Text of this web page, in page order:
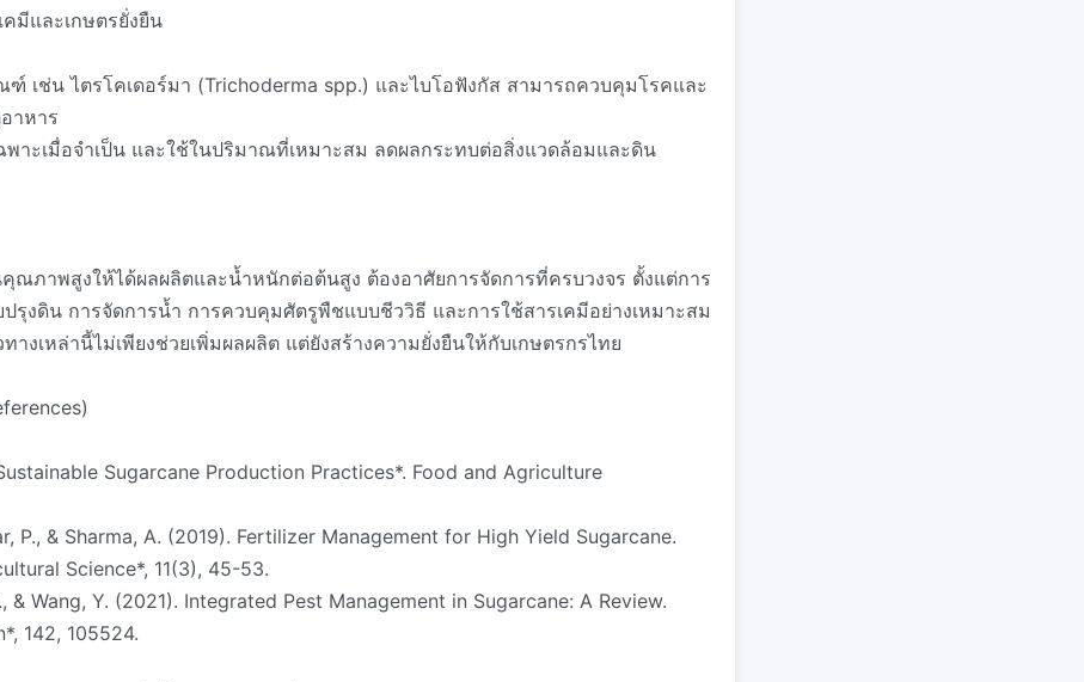
มีและเกษตรยั่งยืน
เช่น ไตรโคเดอร์มา (Trichoderma spp.) และไบโอฟังกัส สามารถควบคุมโรคและ
าหาร
พาะเมื่อจำเป็น และใช้ในปริมาณที่เหมาะสม ลดผลกระทบต่อสิ่งแวดล้อมและดิน
ณภาพสูงให้ได้ผลผลิตและน้ำหนักต่อต้นสูง ต้องอาศัยการจัดการที่ครบวงจร ตั้งแต่การ
รุงดิน การจัดการน้ำ การควบคุมศัตรูพืชแบบชีววิธี และการใช้สารเคมีอย่างเหมาะสม
างเหล่านี้ไม่เพียงช่วยเพิ่มผลผลิต แต่ยังสร้างความยั่งยืนให้กับเกษตรกรไทย
Sugarcane Production Practices*. Food and Agriculture
P., & Sharma, A. (2019). Fertilizer Management for High Yield Sugarcane.
Science*, 11(3), 45-53.
& Wang, Y. (2021). Integrated Pest Management in Sugarcane: A Review.
142, 105524.